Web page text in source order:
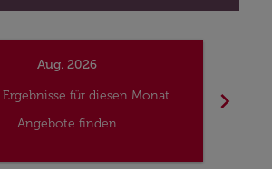
Aug. 2026
für diesen Monat
Angebote finden
chevron_right